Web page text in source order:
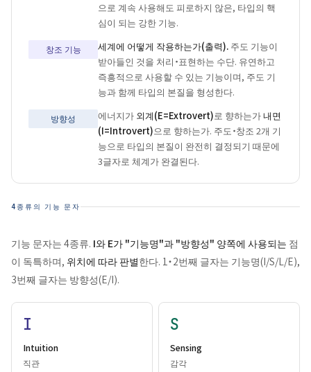
으로 계속 사용해도 피로하지 않은, 타입의 핵
심이 되는 강한 기능.
창조 기능 세계에 어떻게 작용하는가(출력). 주도 기능이
받아들인 것을 처리・표현하는 수단. 유연하고
즉흥적으로 사용할 수 있는 기능이며, 주도 기
능과 함께 타입의 본질을 형성한다.
방향성 에너지가 외계(E=Extrovert)로 향하는가내면
(I=Introvert)으로 향하는가. 주도・창조 2개 기
능으로 타입의 본질이 완전히 결정되기 때문에
3글자로 체계가 완결된다.
4종류의 기능 문자
기능 문자는 4종류. I와 E가 "기능명"과 "방향성" 양쪽에 사용되는 점
이 독특하며, 위치에 따라 판별한다. 1・2번째 글자는 기능명(I/S/L/E),
3번째 글자는 방향성(E/I).
I
Intuition
직관
S
Sensing
감각